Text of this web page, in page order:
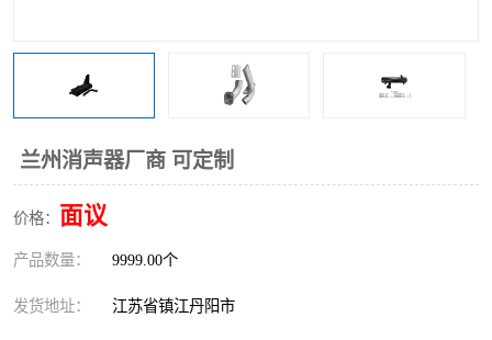
兰州消声器厂商 可定制
价格： 面议
产品数量： 9999.00个
发货地址： 江苏省镇江丹阳市